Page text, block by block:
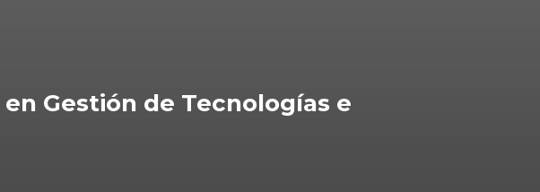
Gestión de Tecnologías e